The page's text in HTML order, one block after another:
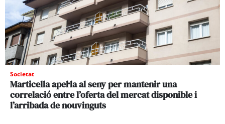
Societat
Marticella apel·la al seny per mantenir una
correlació entre l’oferta del mercat disponible i
l’arribada de nouvinguts